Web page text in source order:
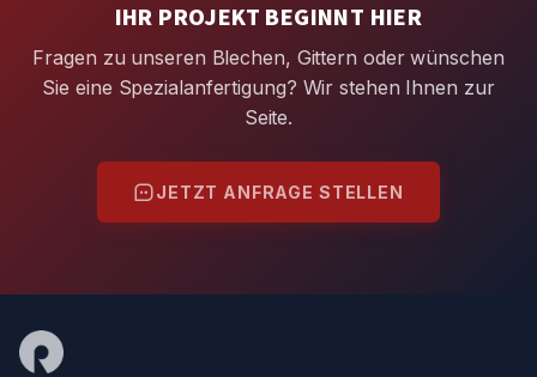
IHR PROJEKT BEGINNT HIER
Fragen zu unseren Blechen, Gittern oder wünschen
Sie eine Spezialanfertigung? Wir stehen Ihnen zur
Seite.
JETZT ANFRAGE STELLEN